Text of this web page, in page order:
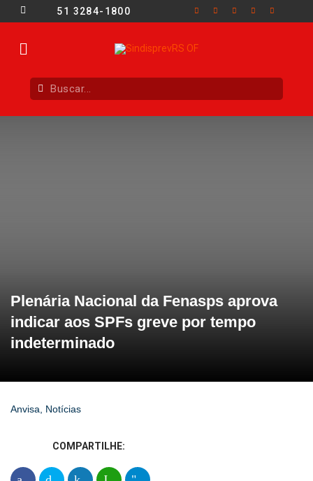
51 3284-1800
Plenária Nacional da Fenasps aprova
indicar aos SPFs greve por tempo
indeterminado
Anvisa, Notícias
COMPARTILHE: